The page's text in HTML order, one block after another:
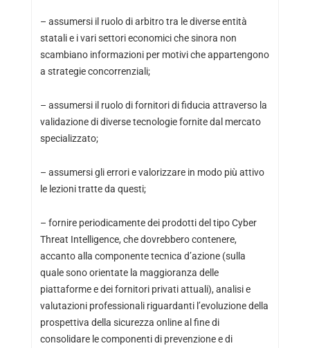
– assumersi il ruolo di arbitro tra le diverse entità
statali e i vari settori economici che sinora non
scambiano informazioni per motivi che appartengono
a strategie concorrenziali;
– assumersi il ruolo di fornitori di fiducia attraverso la
validazione di diverse tecnologie fornite dal mercato
specializzato;
– assumersi gli errori e valorizzare in modo più attivo
le lezioni tratte da questi;
– fornire periodicamente dei prodotti del tipo Cyber
Threat Intelligence, che dovrebbero contenere,
accanto alla componente tecnica d’azione (sulla
quale sono orientate la maggioranza delle
piattaforme e dei fornitori privati attuali), analisi e
valutazioni professionali riguardanti l’evoluzione della
prospettiva della sicurezza online al fine di
consolidare le componenti di prevenzione e di